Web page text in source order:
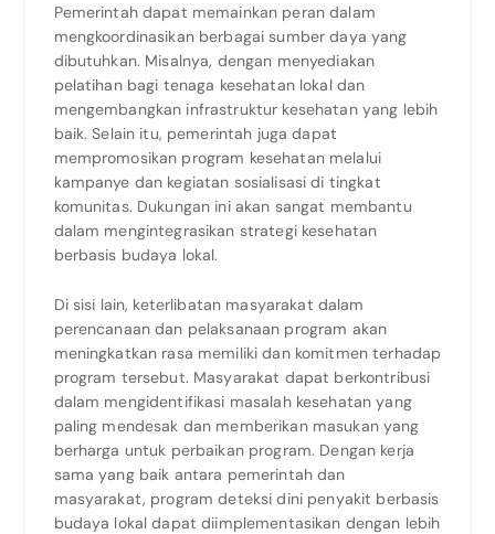
Pemerintah dapat memainkan peran dalam
mengkoordinasikan berbagai sumber daya yang
dibutuhkan. Misalnya, dengan menyediakan
pelatihan bagi tenaga kesehatan lokal dan
mengembangkan infrastruktur kesehatan yang lebih
baik. Selain itu, pemerintah juga dapat
mempromosikan program kesehatan melalui
kampanye dan kegiatan sosialisasi di tingkat
komunitas. Dukungan ini akan sangat membantu
dalam mengintegrasikan strategi kesehatan
berbasis budaya lokal.
Di sisi lain, keterlibatan masyarakat dalam
perencanaan dan pelaksanaan program akan
meningkatkan rasa memiliki dan komitmen terhadap
program tersebut. Masyarakat dapat berkontribusi
dalam mengidentifikasi masalah kesehatan yang
paling mendesak dan memberikan masukan yang
berharga untuk perbaikan program. Dengan kerja
sama yang baik antara pemerintah dan
masyarakat, program deteksi dini penyakit berbasis
budaya lokal dapat diimplementasikan dengan lebih